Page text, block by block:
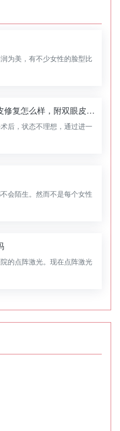
为美，有不少女性的脸型比
大连医科大学附属第一医院双眼皮修复怎么样，附双眼皮修复案例
后，状态不理想，通过进一
会陌生。然而不是每个女性
的点阵激光。现在点阵激光